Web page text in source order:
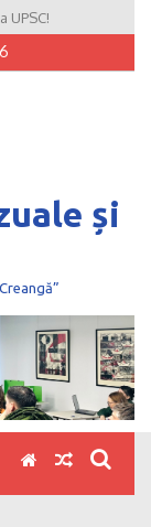
UPSC!
și